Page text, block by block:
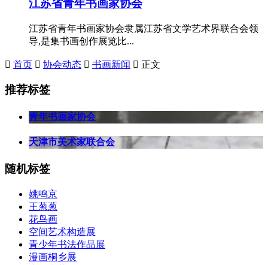
江苏省青年书画家协会
江苏省青年书画家协会隶属江苏省文学艺术界联合会领
导,是集书画创作展览比...
 首页  协会动态  书画新闻  正文
推荐标签
青年书画家协会
天津市美术家联合会
随机标签
姚鸣京
王葱葱
花鸟画
空间艺术构造展
青少年书法作品展
漫画桐乡展